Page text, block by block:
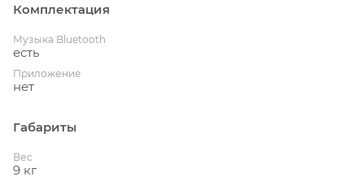
Комплектация
Музыка Bluetooth
есть
Приложение
нет
Габариты
Вес
9 кг